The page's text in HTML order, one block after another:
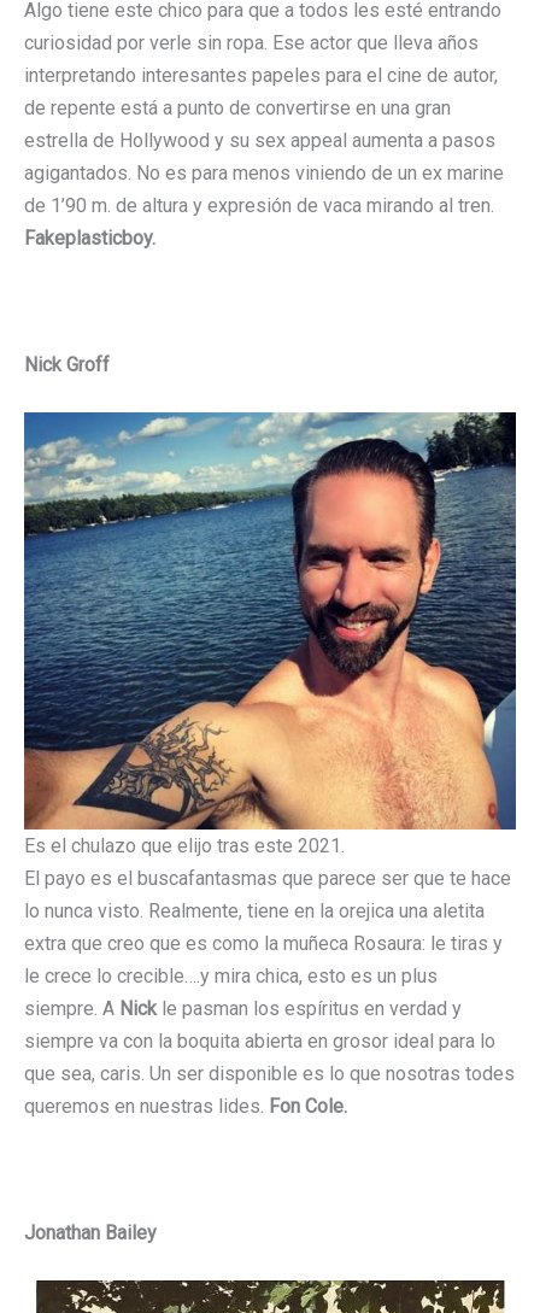
Algo tiene este chico para que a todos les esté entrando
curiosidad por verle sin ropa. Ese actor que lleva años
interpretando interesantes papeles para el cine de autor,
de repente está a punto de convertirse en una gran
estrella de Hollywood y su sex appeal aumenta a pasos
agigantados. No es para menos viniendo de un ex marine
de 1’90 m. de altura y expresión de vaca mirando al tren.
Fakeplasticboy.
Nick Groff
Es el chulazo que elijo tras este 2021.
El payo es el buscafantasmas que parece ser que te hace
lo nunca visto. Realmente, tiene en la orejica una aletita
extra que creo que es como la muñeca Rosaura: le tiras y
le crece lo crecible….y mira chica, esto es un plus
siempre. A Nick le pasman los espíritus en verdad y
siempre va con la boquita abierta en grosor ideal para lo
que sea, caris. Un ser disponible es lo que nosotras todes
queremos en nuestras lides. Fon Cole.
Jonathan Bailey